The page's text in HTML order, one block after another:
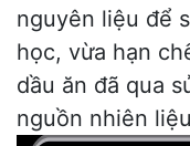
nguyên liệu để
học, vừa hạn
dầu ăn đã qua
nguồn nhiên